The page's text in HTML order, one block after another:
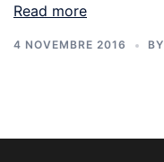
Read more
4 NOVEMBRE 2016 BY